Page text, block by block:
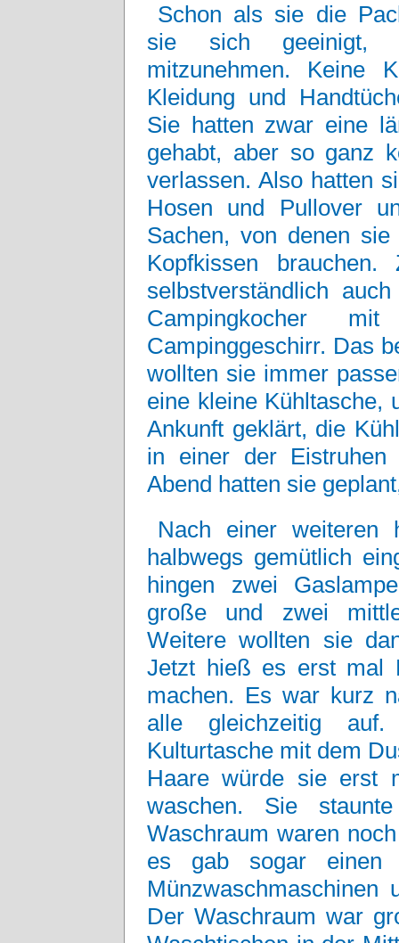
Schon als sie die
sie sich geeinigt,
mitzunehmen. Keine
Kleidung und
Sie hatten zwar eine
gehabt, aber so ganz
verlassen. Also hatten
Hosen und Pullover
Sachen, von denen
Kopfkissen
selbstverständlich
Campingkocher
Campinggeschirr. Das
wollten sie immer
eine kleine Kühltasche,
Ankunft geklärt, die
in einer der
Abend hatten sie
Nach einer weiteren
halbwegs gemütlich
hingen zwei
große und zwei
Weitere wollten sie
Jetzt hieß es erst mal
machen. Es war kurz
alle gleichzeitig
Kulturtasche mit dem
Haare würde sie erst
waschen. Sie
Waschraum waren
es gab sogar
Münzwaschmaschinen
Der Waschraum war